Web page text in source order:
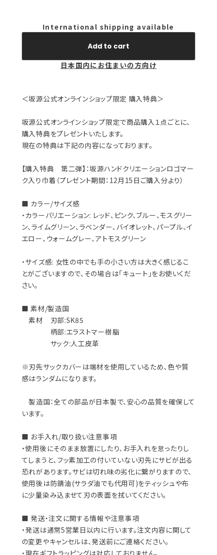
International shipping available
Add to cart
日本国内にお住まいの方向け
＜坂源公式オンラインショップ限定 購入特典＞
坂源公式オンラインショップ限定で商品購入１点ごとに、
購入特典をプレゼントいたします。
現在の特典は下記の内容になっております。
【購入特典 第二弾】：坂源ハンドクリエーションロゴマー
ク入り巾着（プレゼント期間：12月15日ご購入分より）
■ カラー/サイズ感
・カラーバリエーション: レッド、ピンク、ブルー、モスグリー
ン、ライムグリーン、ラベンダー、バイオレット、パープル、イ
エロー、ウォームグレー、アトモスグリーン
・サイズ感: 女性の中でも手の小さい方は大きく感じるこ
とがございますので、その場合は「キュート」をお使いくだ
さい。
■ 素材/製造国
素材 刃部:SK85
柄部:エラストマー樹脂
サック:人工皮革
※刃先サックカバーは端材を使用しているため、色や質
感はランダムになります。
製造国：全ての部品が日本製で、安心の品質を確保して
います。
■ お手入れ/取り扱い注意事項
・使用後にそのまま放置にしたり、お手入れを怠ったりし
てしまうと、フッ素加工の付いていない刃先にサビが出る
恐れがあります。サビは切れ味の劣化に繋がりますので、
使用後は防錆油(サラダ油でも代用可)をティッシュや布
に少量染み込ませて刃の表面を拭いてください。
■ 発送・注文に関する情報や注意事項
・発送は通常5営業日以内に行います。注文内容に関して
の変更やキャンセルは、発送前にご連絡ください。